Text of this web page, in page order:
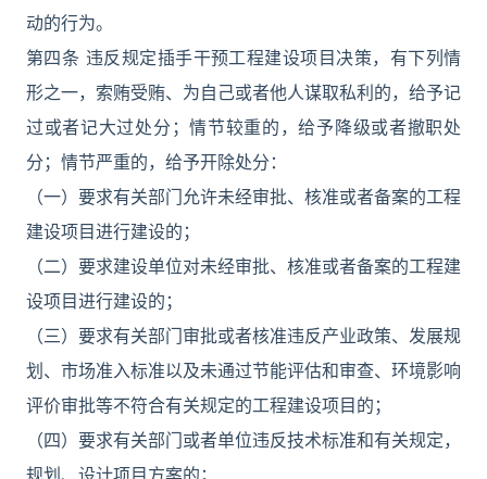
动的行为。
第四条 违反规定插手干预工程建设项目决策，有下列情
形之一，索贿受贿、为自己或者他人谋取私利的，给予记
过或者记大过处分；情节较重的，给予降级或者撤职处
分；情节严重的，给予开除处分：
（一）要求有关部门允许未经审批、核准或者备案的工程
建设项目进行建设的；
（二）要求建设单位对未经审批、核准或者备案的工程建
设项目进行建设的；
（三）要求有关部门审批或者核准违反产业政策、发展规
划、市场准入标准以及未通过节能评估和审查、环境影响
评价审批等不符合有关规定的工程建设项目的；
（四）要求有关部门或者单位违反技术标准和有关规定，
规划、设计项目方案的；